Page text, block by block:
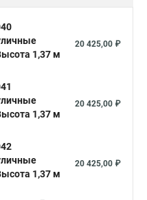
1,37 м
20 425,00 ₽
1,37 м
20 425,00 ₽
1,37 м
20 425,00 ₽